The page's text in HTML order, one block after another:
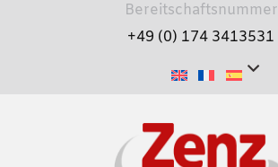
Bereitschaftsnummer
+49 (0) 174 3413531